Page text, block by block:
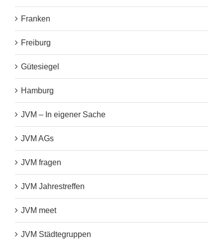
Franken
Freiburg
Gütesiegel
Hamburg
JVM – In eigener Sache
JVM AGs
JVM fragen
JVM Jahrestreffen
JVM meet
JVM Städtegruppen